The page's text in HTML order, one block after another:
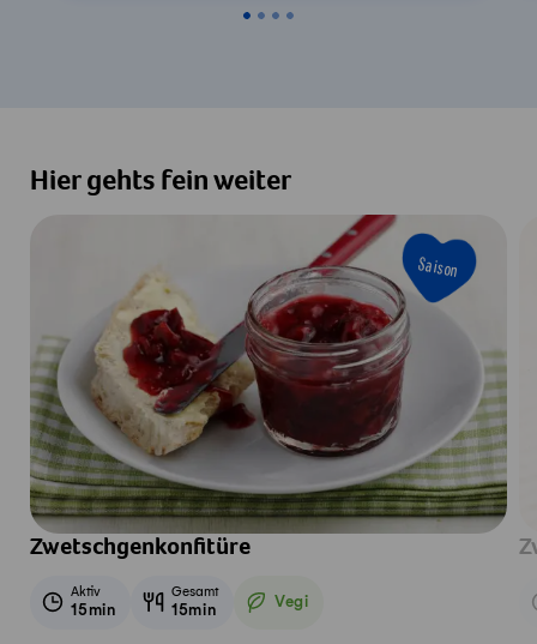
Hier gehts fein weiter
Saison
Zwetschgenkonfitüre
Aktiv
15min
Gesamt
15min Vegi
Vegetarisch